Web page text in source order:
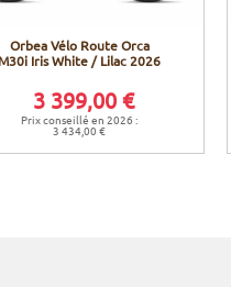
Orbea Vélo Route Orca
Iris White / Lilac 2026
3 399,00 €
Prix conseillé en 2026 :
3 434,00 €